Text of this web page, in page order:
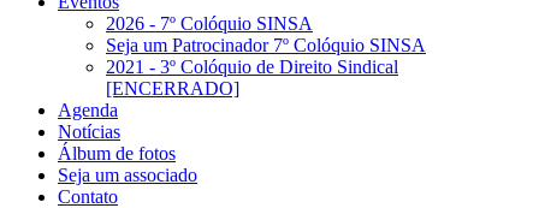
2026 - 7º Colóquio SINSA
Seja um Patrocinador 7º Colóquio SINSA
2021 - 3º Colóquio de Direito Sindical
[ENCERRADO]
Agenda
Notícias
Álbum de fotos
Seja um associado
Contato